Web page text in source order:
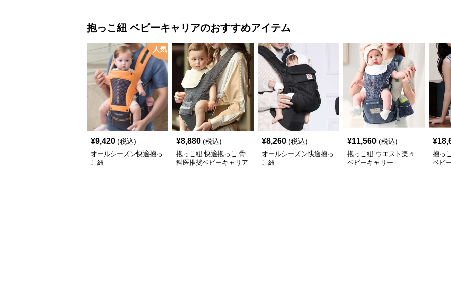
抱っこ紐 ベビーキャリアのおすすめアイテム
人気
¥9,420 (税込)
オールシーズン快適抱っ
こ紐
¥8,880 (税込)
抱っこ紐 快適抱っこ 骨
科医推奨ベビーキャリア
¥8,260 (税込)
オールシーズン快適抱っ
こ紐
¥11,560 (税込)
抱っこ紐 ウエスト楽々
ベビーキャリー
¥
抱っ
ベビ